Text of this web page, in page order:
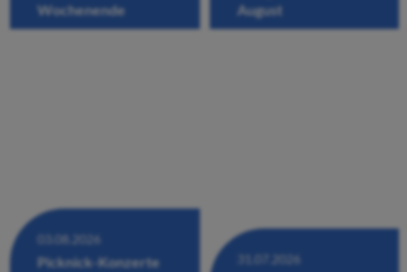
Wochenende
August
03.08.2026
Picknick-Konzerte
31.07.2026